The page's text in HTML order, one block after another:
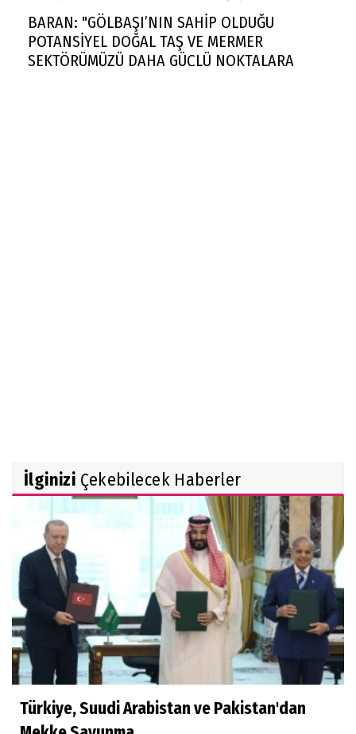
BARAN: "GÖLBAŞI’NIN SAHİP OLDUĞU
POTANSİYEL DOĞAL TAŞ VE MERMER
SEKTÖRÜMÜZÜ DAHA GÜÇLÜ NOKTALARA
İlginizi Çekebilecek Haberler
Türkiye, Suudi Arabistan ve Pakistan'dan